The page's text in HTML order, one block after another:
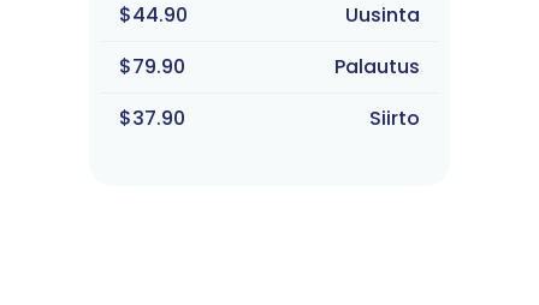
$44.90
Uusinta
$79.90
Palautus
$37.90
Siirto